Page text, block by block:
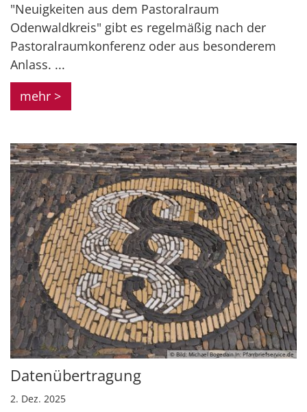
"Neuigkeiten aus dem Pastoralraum
Odenwaldkreis" gibt es regelmäßig nach der
Pastoralraumkonferenz oder aus besonderem
Anlass. ...
mehr >
© Bild: Michael Bogedain In: Pfarrbriefservice.de
Datenübertragung
2. Dez. 2025